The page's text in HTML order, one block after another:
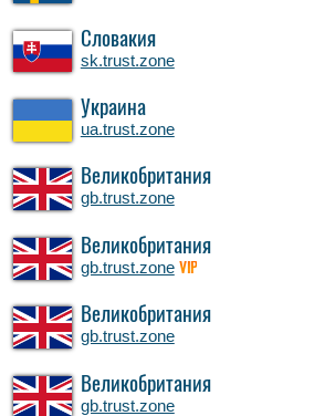
Словакия
sk.trust.zone
Украина
ua.trust.zone
Великобритания
gb.trust.zone
Великобритания
gb.trust.zone VIP
Великобритания
gb.trust.zone
Великобритания
gb.trust.zone